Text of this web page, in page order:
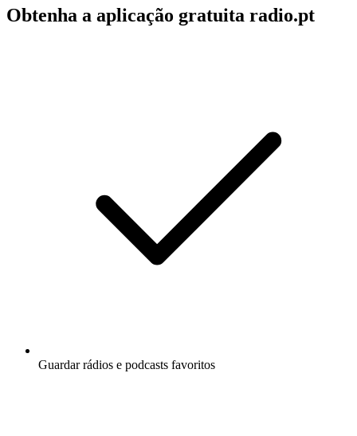
Obtenha a aplicação gratuita radio.pt
Guardar rádios e podcasts favoritos